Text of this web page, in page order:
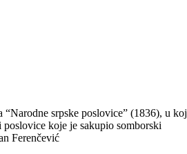
“Narodne srpske poslovice” (1836), u
poslovice koje je sakupio somborski
Ferenčević